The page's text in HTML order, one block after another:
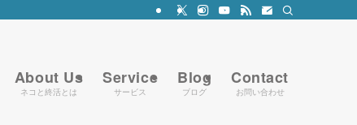
About Us
ネコと終活とは
Service
サービス
Blog
ブログ
Contact
お問い合わせ